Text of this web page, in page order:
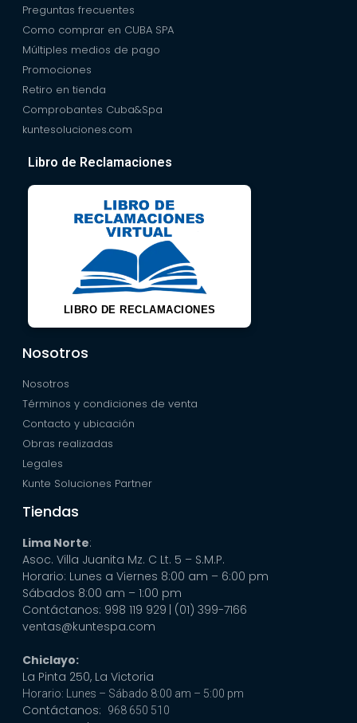
Preguntas frecuentes
Como comprar en CUBA SPA
Múltiples medios de pago
Promociones
Retiro en tienda
Comprobantes Cuba&Spa
kuntesoluciones.com
Libro de Reclamaciones
LIBRO DE RECLAMACIONES
Nosotros
Nosotros
Términos y condiciones de venta
Contacto y ubicación
Obras realizadas
Legales
Kunte Soluciones Partner
Tiendas
Lima Norte:
Asoc. Villa Juanita Mz. C Lt. 5 – S.M.P.
Horario: Lunes a Viernes 8:00 am – 6:00 pm
Sábados 8:00 am – 1:00 pm
Contáctanos: 998 119 929 | (01) 399-7166
ventas@kuntespa.com
Chiclayo:
La Pinta 250, La Victoria
Horario: Lunes – Sábado 8:00 am – 5:00 pm
Contáctanos: 968 650 510